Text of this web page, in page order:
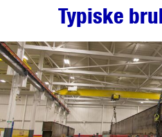
Typiske